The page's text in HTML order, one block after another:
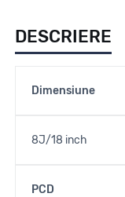
DESCRIERE
Dimensiune
8J/18 inch
PCD